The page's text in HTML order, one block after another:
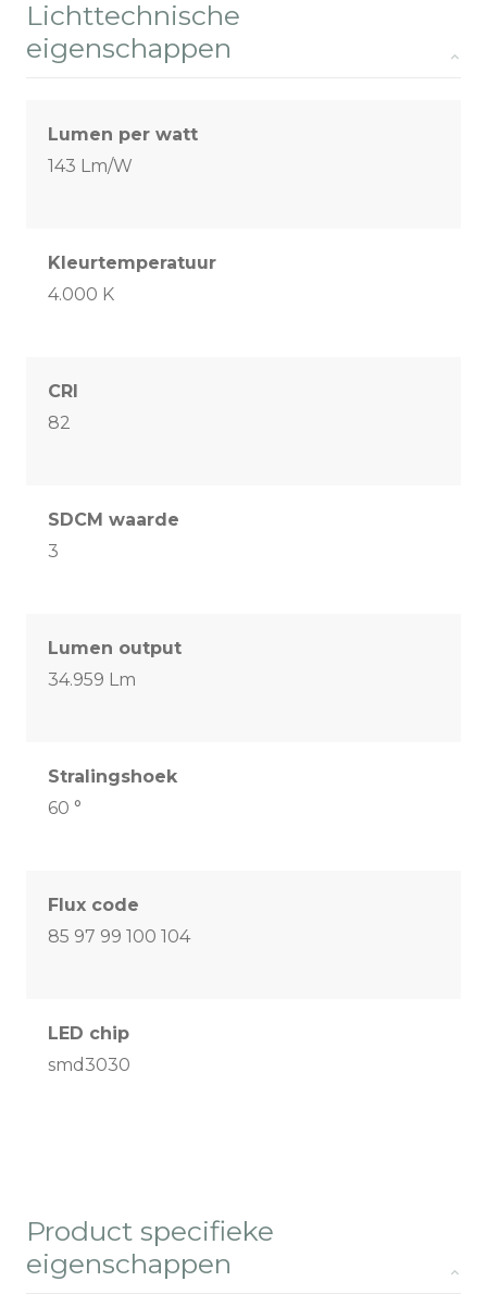
Lichttechnische
eigenschappen
Lumen per watt
143 Lm/W
Kleurtemperatuur
4.000 K
CRI
82
SDCM waarde
3
Lumen output
34.959 Lm
Stralingshoek
60 °
Flux code
85 97 99 100 104
LED chip
smd3030
Product specifieke
eigenschappen